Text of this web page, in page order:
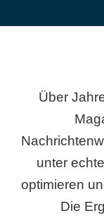
Über
unter
optimieren
Die